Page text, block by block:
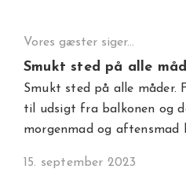
Vores gæster siger...
Smukt sted på alle
Smukt sted på alle måder.
til udsigt fra balkonen og
morgenmad og aftensmad
15. september 2023